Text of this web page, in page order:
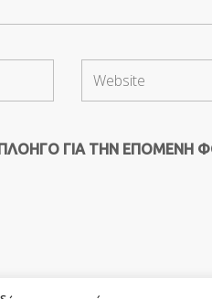
ΓΙΑ ΤΗΝ ΕΠΌΜΕΝΗ